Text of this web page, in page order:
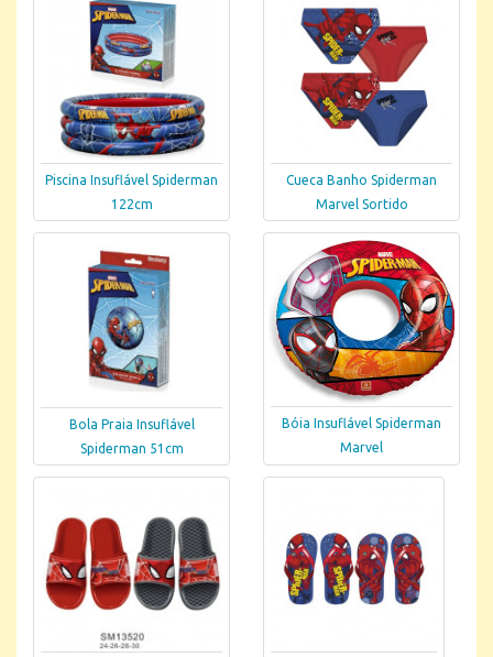
Piscina Insuflável Spiderman
122cm
Cueca Banho Spiderman
Marvel Sortido
Bola Praia Insuflável
Spiderman 51cm
Bóia Insuflável Spiderman
Marvel